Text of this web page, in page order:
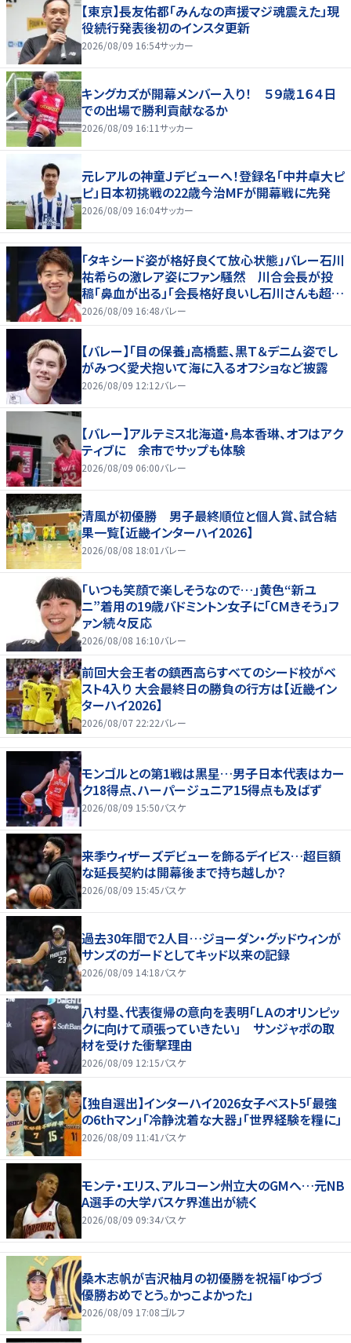
【東京】長友佑都「みんなの声援マジ魂震えた」現
役続行発表後初のインスタ更新
2026/08/09 16:54サッカー
キングカズが開幕メンバー入り！ ５９歳１６４日
での出場で勝利貢献なるか
2026/08/09 16:11サッカー
元レアルの神童Ｊデビューへ！登録名「中井卓大ピ
ピ」日本初挑戦の22歳今治MFが開幕戦に先発
2026/08/09 16:04サッカー
「タキシード姿が格好良くて放心状態」バレー石川
祐希らの激レア姿にファン騒然 川合会長が投
稿「鼻血が出る」「会長格好良いし石川さんも超格
好いい」
2026/08/09 16:48バレー
【バレー】「目の保養」高橋藍、黒Ｔ＆デニム姿でし
がみつく愛犬抱いて海に入るオフショなど披露
2026/08/09 12:12バレー
【バレー】アルテミス北海道・鳥本香琳、オフはアク
ティブに 余市でサップも体験
2026/08/09 06:00バレー
清風が初優勝 男子最終順位と個人賞、試合結
果一覧【近畿インターハイ2026】
2026/08/08 18:01 バレー
「いつも笑顔で楽しそうなので…」黄色“新ユ
ニ”着用の19歳バドミントン女子に「CMきそう」フ
ァン続々反応
2026/08/08 16:10バレー
前回大会王者の鎮西高らすべてのシード校がベ
スト4入り 大会最終日の勝負の行方は【近畿イン
ターハイ2026】
2026/08/07 22:22バレー
モンゴルとの第1戦は黒星…男子日本代表はカー
ク18得点、ハーパージュニア15得点も及ばず
2026/08/09 15:50バスケ
来季ウィザーズデビューを飾るデイビス…超巨額
な延長契約は開幕後まで持ち越しか？
2026/08/09 15:45バスケ
過去30年間で2人目…ジョーダン・グッドウィンが
サンズのガードとしてキッド以来の記録
2026/08/09 14:18バスケ
八村塁、代表復帰の意向を表明「ＬＡのオリンピッ
クに向けて頑張っていきたい」 サンジャポの取
材を受けた衝撃理由
2026/08/09 12:15バスケ
【独自選出】インターハイ2026女子ベスト5「最強
の6thマン」「冷静沈着な大器」「世界経験を糧に」
2026/08/09 11:41 バスケ
モンテ・エリス、アルコーン州立大のGMへ…元NB
A選手の大学バスケ界進出が続く
2026/08/09 09:34バスケ
桑木志帆が吉沢柚月の初優勝を祝福「ゆづづ
優勝おめでとう。かっこよかった」
2026/08/09 17:08ゴルフ